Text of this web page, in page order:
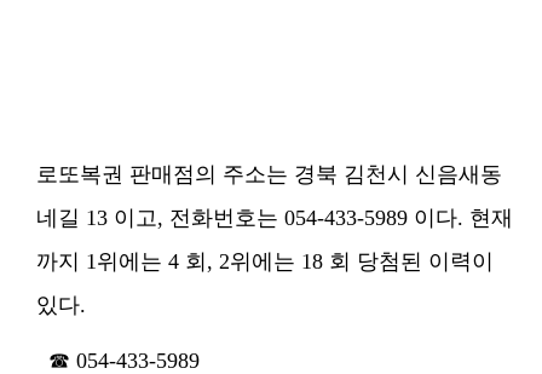
로또복권 판매점의 주소는 경북 김천시 신음새동
네길 13 이고, 전화번호는 054-433-5989 이다. 현재
까지 1위에는 4 회, 2위에는 18 회 당첨된 이력이
있다.
054-433-5989